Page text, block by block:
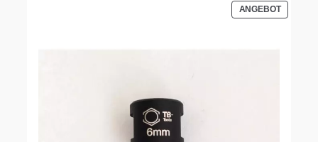
ANGEBOT
IM